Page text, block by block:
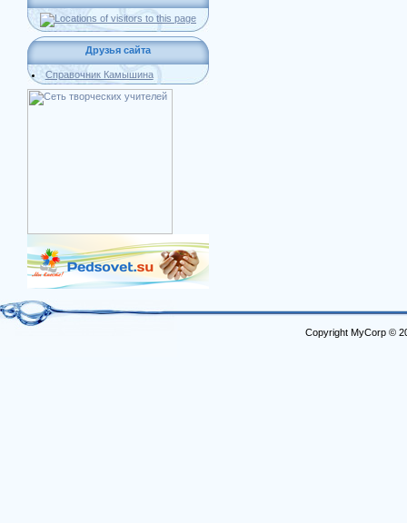
Друзья сайта
Справочник Камышина
Copyright MyCorp ©